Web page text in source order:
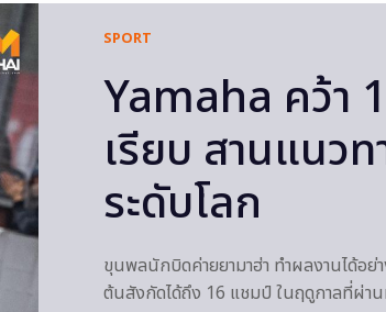
SPORT
Yamaha คว้า
เรียบ สานแนว
ระดับโลก
ขุนพลนักบิดค่ายยามาฮ่า ทำผลงานได้อย่
ต้นสังกัดได้ถึง 16 แชมป์ ในฤดูกาลที่ผ่าน